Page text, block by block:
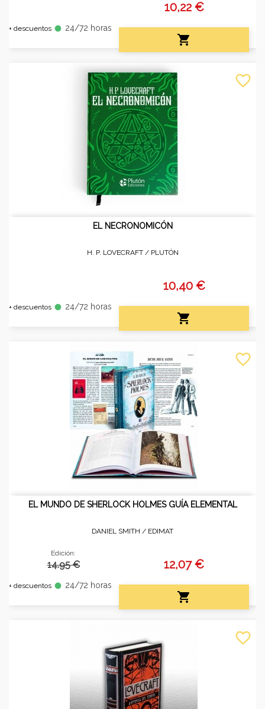
+ descuentos fiber_manual_record 24/72 horas
10,22 €

EL NECRONOMICÓN
H. P. LOVECRAFT / PLUTÓN
+ descuentos fiber_manual_record 24/72 horas
10,40 €

favorite_border
EL MUNDO DE SHERLOCK HOLMES GUÍA ELEMENTAL
DANIEL SMITH / EDIMAT
Edición:
14.95 €
+ descuentos fiber_manual_record 24/72 horas
12,07 €

favorite_border
favorite_border